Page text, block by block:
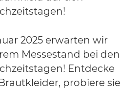
2025 erwarten wir
Messestand bei den
Entdecke
probiere sie